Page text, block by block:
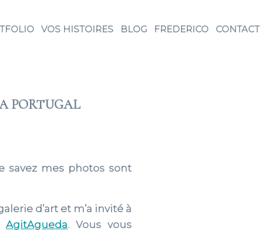
VOS HISTOIRES BLOG FREDERICO CONTACT
PORTUGAL
savez mes photos sont
d’art et m’a invité à
AgitAgueda. Vous vous